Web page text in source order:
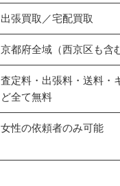
出張買取／宅配買取
京都府全域（西京区も含
査定料・出張料・送料・
ど全て無料
女性の依頼者のみ可能